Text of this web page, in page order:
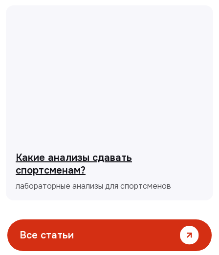
Какие анализы сдавать
спортсменам?
лабораторные анализы для спортсменов